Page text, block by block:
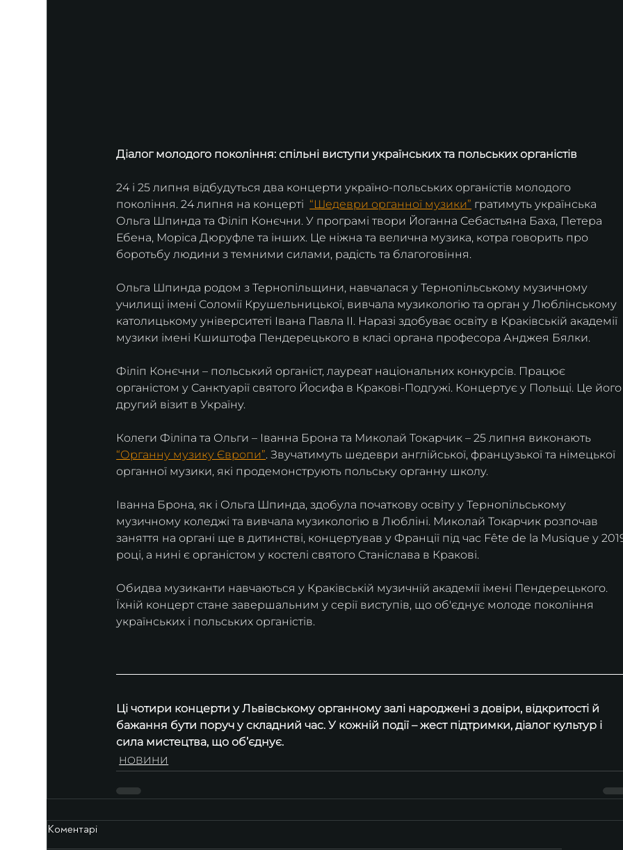
Діалог молодого покоління: спільні виступи українських та польських органістів
24 і 25 липня відбудуться два концерти україно-польських органістів молодого
покоління. 24 липня на концерті “Шедеври органної музики” гратимуть українська
Ольга Шпинда та Філіп Конєчни. У програмі твори Йоганна Себастьяна Баха, Петера
Ебена, Моріса Дюруфле та інших. Це ніжна та велична музика, котра говорить про
боротьбу людини з темними силами, радість та благоговіння.
Ольга Шпинда родом з Тернопільщини, навчалася у Тернопільському музичному
училищі імені Соломії Крушельницької, вивчала музикологію та орган у Люблінському
католицькому університеті Івана Павла ІІ. Наразі здобуває освіту в Краківській академії
музики імені Кшиштофа Пендерецького в класі органа професора Анджея Бялки.
Філіп Конєчни – польський органіст, лауреат національних конкурсів. Працює
органістом у Санктуарії святого Йосифа в Кракові-Подгужі. Концертує у Польщі. Це
другий візит в Україну.
Колеги Філіпа та Ольги – Іванна Брона та Миколай Токарчик – 25 липня виконають
“Органну музику Європи”. Звучатимуть шедеври англійської, французької та німецької
органної музики, які продемонструють польську органну школу.
Іванна Брона, як і Ольга Шпинда, здобула початкову освіту у Тернопільському
музичному коледжі та вивчала музикологію в Любліні. Миколай Токарчик розпочав
заняття на органі ще в дитинстві, концертував у Франції під час Fête de la Musique у
році, а нині є органістом у костелі святого Станіслава в Кракові.
Обидва музиканти навчаються у Краківській музичній академії імені Пендерецького.
Їхній концерт стане завершальним у серії виступів, що об'єднує молоде покоління
українських і польських органістів.
Ці чотири концерти у Львівському органному залі народжені з довіри, відкритості й
бажання бути поруч у складний час. У кожній події – жест підтримки, діалог культур і
сила мистецтва, що обʼєднує.
НОВИНИ
Коментарі